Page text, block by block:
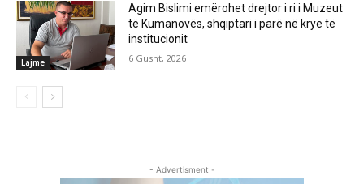
Lajme
Agim Bislimi emërohet drejtor i ri i Muzeut
të Kumanovës, shqiptari i parë në krye të
institucionit
6 Gusht, 2026
- Advertisment -